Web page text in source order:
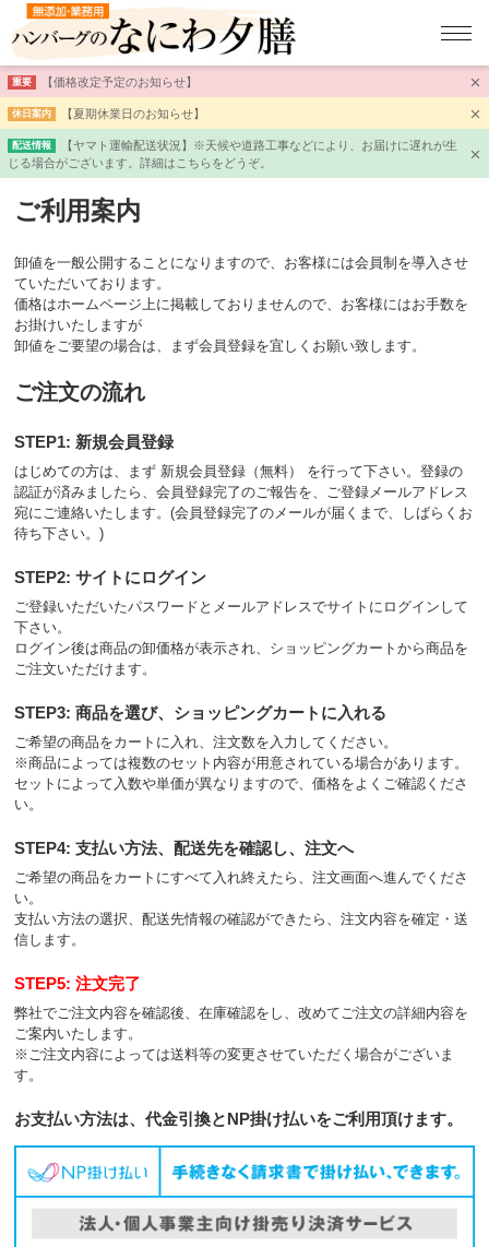
重要 【価格改定予定のお知らせ】
休日案内 【夏期休業日のお知らせ】
配送情報
【ヤマト運輸配送状況】※天候や道路工事などにより、お届けに遅れが生
じる場合がございます。詳細はこちらをどうぞ。
ご利用案内
卸値を一般公開することになりますので、お客様には会員制を導入させ
ていただいております。
価格はホームページ上に掲載しておりませんので、お客様にはお手数を
お掛けいたしますが
卸値をご要望の場合は、まず会員登録を宜しくお願い致します。
ご注文の流れ
STEP1: 新規会員登録
はじめての方は、まず 新規会員登録（無料） を行って下さい。登録の
認証が済みましたら、会員登録完了のご報告を、ご登録メールアドレス
宛にご連絡いたします。(会員登録完了のメールが届くまで、しばらくお
待ち下さい。)
STEP2: サイトにログイン
ご登録いただいたパスワードとメールアドレスでサイトにログインして
下さい。
ログイン後は商品の卸価格が表示され、ショッピングカートから商品を
ご注文いただけます。
STEP3: 商品を選び、ショッピングカートに入れる
ご希望の商品をカートに入れ、注文数を入力してください。
※商品によっては複数のセット内容が用意されている場合があります。
セットによって入数や単価が異なりますので、価格をよくご確認くださ
い。
STEP4: 支払い方法、配送先を確認し、注文へ
ご希望の商品をカートにすべて入れ終えたら、注文画面へ進んでくださ
い。
支払い方法の選択、配送先情報の確認ができたら、注文内容を確定・送
信します。
STEP5: 注文完了
弊社でご注文内容を確認後、在庫確認をし、改めてご注文の詳細内容を
ご案内いたします。
※ご注文内容によっては送料等の変更させていただく場合がございま
す。
お支払い方法は、代金引換とNP掛け払いをご利用頂けます。